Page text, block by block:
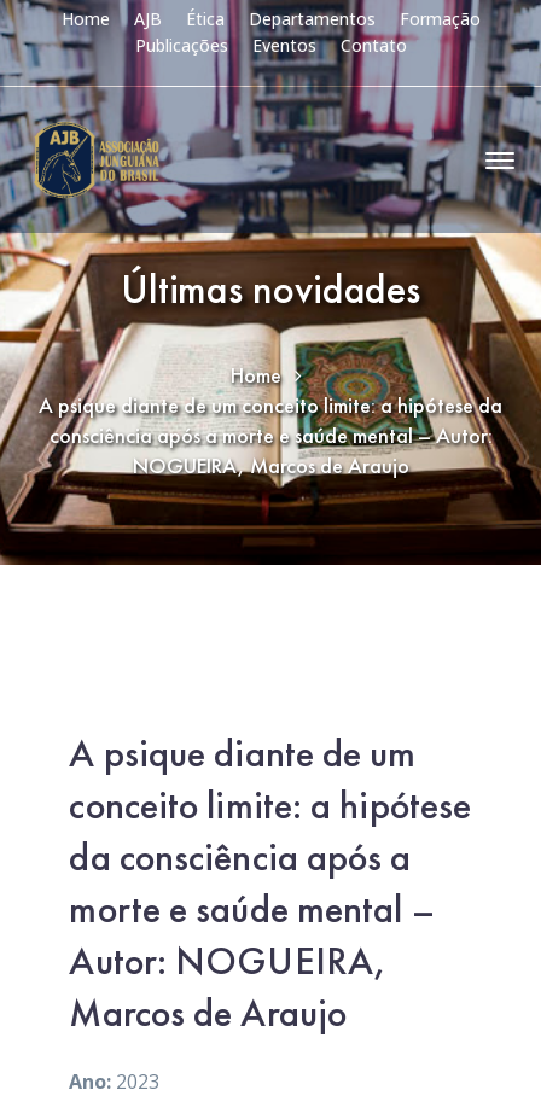
Home AJB Ética Departamentos
Formação
Publicações
Eventos Contato
Últimas novidades
Home
A psique diante de um conceito limite: a hipótese da
consciência após a morte e saúde mental – Autor:
NOGUEIRA, Marcos de Araujo
A psique diante de um
conceito limite: a hipótese
da consciência após a
morte e saúde mental –
Autor: NOGUEIRA,
Marcos de Araujo
Ano: 2023